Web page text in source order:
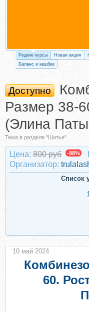
Редкие курсы Новая акция
Баланс и кешбек
Доступно
Размер 38-
(Элина
Тема в разделе "Шитье"
Цена: 800 руб -88%
Организатор:
Список
60.
10 май 2024